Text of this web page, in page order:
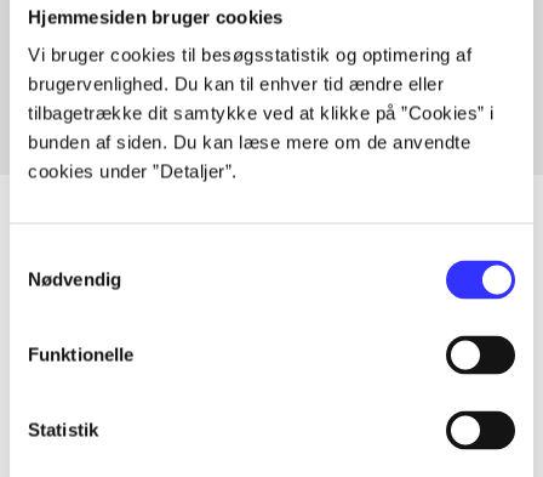
Hjemmesiden bruger cookies
Vi bruger cookies til besøgsstatistik og optimering af
brugervenlighed. Du kan til enhver tid ændre eller
tilbagetrække dit samtykke ved at klikke på ”Cookies” i
bunden af siden. Du kan læse mere om de anvendte
cookies under ”Detaljer”.
Nødvendig
Funktionelle
Statistik
Artikler med samme emner
Fra
Artikler